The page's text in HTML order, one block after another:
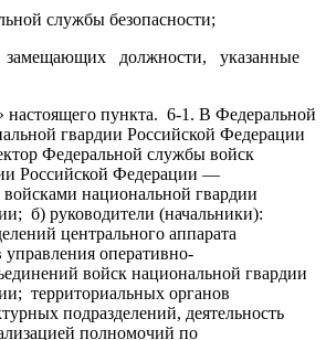
службы безопасности;
замещающих должности, указанные
настоящего пункта. 6-1. В Федеральной
гвардии Российской Федерации
Федеральной службы войск
Российской Федерации —
национальной гвардии
б) руководители (начальники):
центрального аппарата
оперативно-
войск национальной гвардии
территориальных органов
подразделений, деятельность
полномочий по